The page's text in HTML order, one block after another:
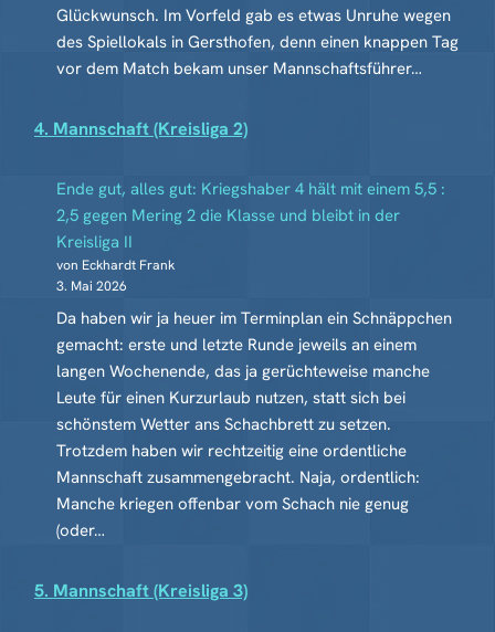
Glückwunsch. Im Vorfeld gab es etwas Unruhe wegen
des Spiellokals in Gersthofen, denn einen knappen Tag
vor dem Match bekam unser Mannschaftsführer…
4. Mannschaft (Kreisliga 2)
Ende gut, alles gut: Kriegshaber 4 hält mit einem 5,5 :
2,5 gegen Mering 2 die Klasse und bleibt in der
Kreisliga II
von Eckhardt Frank
3. Mai 2026
Da haben wir ja heuer im Terminplan ein Schnäppchen
gemacht: erste und letzte Runde jeweils an einem
langen Wochenende, das ja gerüchteweise manche
Leute für einen Kurzurlaub nutzen, statt sich bei
schönstem Wetter ans Schachbrett zu setzen.
Trotzdem haben wir rechtzeitig eine ordentliche
Mannschaft zusammengebracht. Naja, ordentlich:
Manche kriegen offenbar vom Schach nie genug
(oder…
5. Mannschaft (Kreisliga 3)